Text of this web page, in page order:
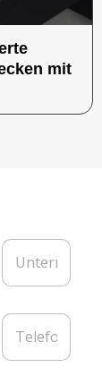
mit
U
t
r
h
T
l